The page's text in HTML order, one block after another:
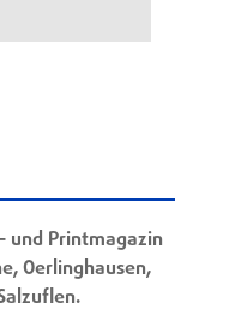
und Printmagazin
Oerlinghausen,